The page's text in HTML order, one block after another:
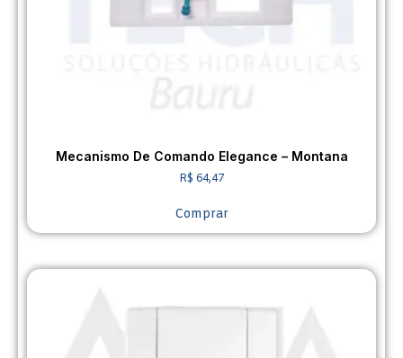
Mecanismo De Comando Elegance – Montana
R$ 64,47
Comprar